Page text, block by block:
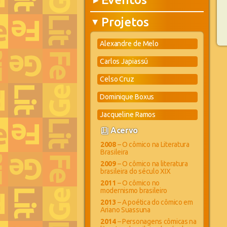
▶ Projetos
Alexandre de Melo
Carlos Japiassú
Celso Cruz
Dominique Boxus
Jacqueline Ramos
book_4Acervo
2008– O cômico na Literatura
Brasileira
2009– O cômico na literatura
brasileira do século XIX
2011 – O cômico no
modernismo brasileiro
2013 – A poética do cômico em
Ariano Suassuna
2014– Personagens cômicas na